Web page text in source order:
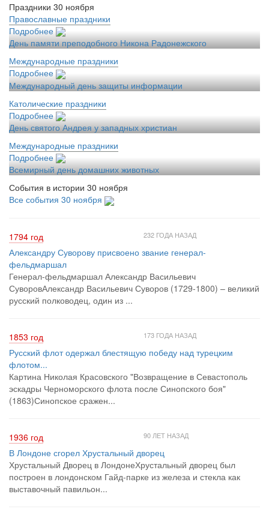
Праздники 30 ноября
Православные праздники
Подробнее
День памяти преподобного Никона Радонежского
Международные праздники
Подробнее
Международный день защиты информации
Католические праздники
Подробнее
День святого Андрея у западных христиан
Международные праздники
Подробнее
Всемирный день домашних животных
События в истории 30 ноября
Все события 30 ноября
1794 год 232 ГОДА НАЗАД
Александру Суворову присвоено звание генерал-
фельдмаршал
Генерал-фельдмаршал Александр Васильевич
СуворовАлександр Васильевич Суворов (1729-1800) – великий
русский полководец, один из ...
1853 год 173 ГОДА НАЗАД
Русский флот одержал блестящую победу над турецким
флотом...
Картина Николая Красовского "Возвращение в Севастополь
эскадры Черноморского флота после Синопского боя"
(1863)Синопское сражен...
1936 год 90 ЛЕТ НАЗАД
В Лондоне сгорел Хрустальный дворец
Хрустальный Дворец в ЛондонеХрустальный дворец был
построен в лондонском Гайд-парке из железа и стекла как
выставочный павильон...